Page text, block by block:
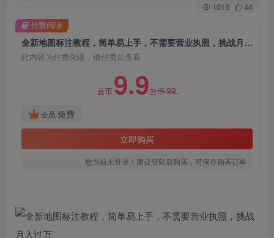
1016 44
全新地图标注教程，简单易上手，不需要营业执照，挑战月入过万
此内容为付费阅读，请付费后查看
云币 9.9云币99
会员 免费
立即购买
您当前未登录！建议登陆后购买，可保存购买订单
付费阅读